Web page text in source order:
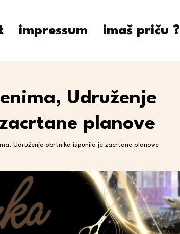
impressum imaš priču ?
Udruženje
planove
Udruženje obrtnika ispunilo je zacrtane planove